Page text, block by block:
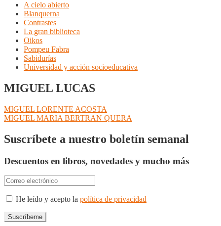
A cielo abierto
Blanquerna
Contrastes
La gran biblioteca
Oikos
Pompeu Fabra
Sabidurías
Universidad y acción socioeducativa
MIGUEL LUCAS
Navegación
de
entradas
Anterior:
MIGUEL LORENTE ACOSTA
Siguiente:
MIGUEL MARIA BERTRAN QUERA
Suscríbete a nuestro boletín semanal
Descuentos en libros, novedades y mucho más
He leído y acepto la política de privacidad